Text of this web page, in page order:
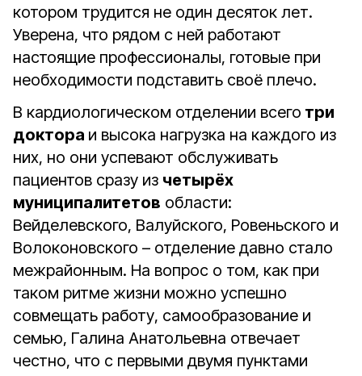
котором трудится не один десяток лет.
Уверена, что рядом с ней работают
настоящие профессионалы, готовые при
необходимости подставить своё плечо.
В кардиологическом отделении всего три
доктора и высока нагрузка на каждого из
них, но они успевают обслуживать
пациентов сразу из четырёх
муниципалитетов области:
Вейделевского, Валуйского, Ровеньского и
Волоконовского – отделение давно стало
межрайонным. На вопрос о том, как при
таком ритме жизни можно успешно
совмещать работу, самообразование и
семью, Галина Анатольевна отвечает
честно, что с первыми двумя пунктами